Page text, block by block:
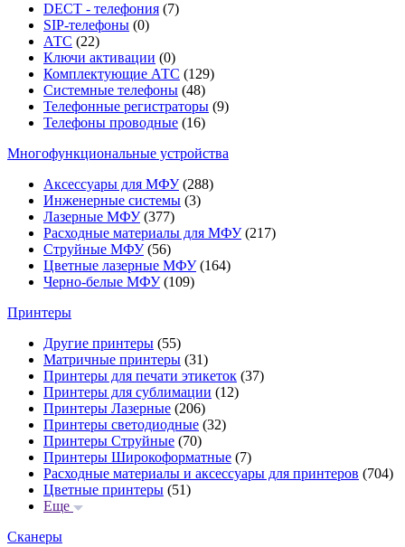
DECT - телефония (7)
SIP-телефоны (0)
АТС (22)
Ключи активации (0)
Комплектующие АТС (129)
Системные телефоны (48)
Телефонные регистраторы (9)
Телефоны проводные (16)
Многофункциональные устройства
Аксессуары для МФУ(288)
Инженерные системы (3)
Лазерные МФУ(377)
Расходные материалы для МФУ(217)
Струйные МФУ(56)
Цветные лазерные МФУ(164)
Черно-белые МФУ(109)
Принтеры
Другие принтеры (55)
Матричные принтеры (31)
Принтеры для печати этикеток (37)
Принтеры для сублимации (12)
Принтеры Лазерные (206)
Принтеры светодиодные (32)
Принтеры Струйные (70)
Принтеры Широкоформатные (7)
Расходные материалы и аксессуары для принтеров (704)
Цветные принтеры (51)
Еще
Сканеры